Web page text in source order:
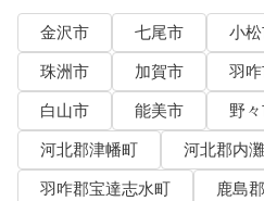
金沢市 七尾市 小
珠洲市
加賀市 羽
白山市
能美市 野
河北郡津幡町
河北郡内
羽咋郡宝達志水町
鹿島